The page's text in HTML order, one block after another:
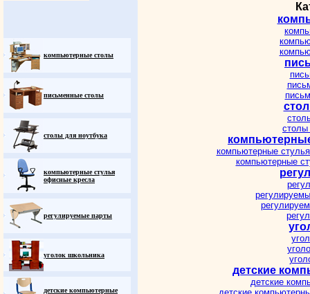
компьютерные столы
письменные столы
столы для ноутбука
компьютерные стулья
офисные кресла
регулируемые парты
уголок школьника
детские компьютерные
столы
компьютерные
компьютерные
детские
детские